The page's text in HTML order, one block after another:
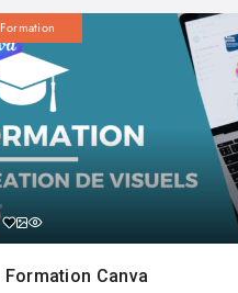
Formation
Formation Canva